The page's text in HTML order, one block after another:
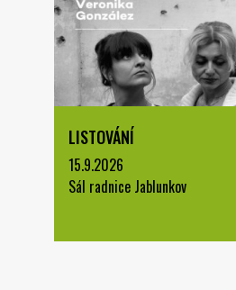
LISTOVÁNÍ
15.9.2026
Sál radnice Jablunkov